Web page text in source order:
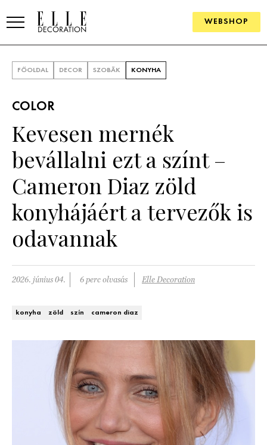
WEBSHOP
SZOBÁK
Konyha
Fürdőszoba
Nappali
Hálószoba
Kert és terasz
ÖTLETEK
Szállodák és vendégházak WEBSHOP
HÍRLEVÉL
FŐOLDAL DECOR SZOBÁK KONYHA
COLOR
Kevesen mernék
bevállalni ezt a színt –
Cameron Diaz zöld
konyhájáért a tervezők is
odavannak
2026. június 04. 6 perc olvasás Elle Decoration
konyha zöld szín cameron diaz